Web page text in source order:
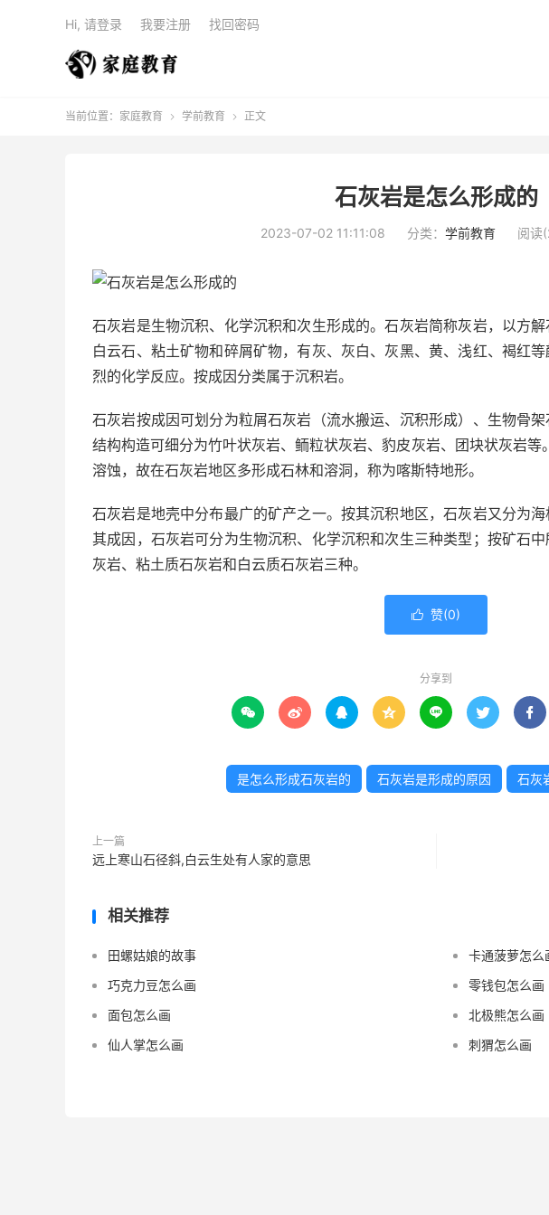
Hi, 请登录 我要注册 找回密码
当前位置： 家庭教育  学前教育  正文
石灰岩是怎么形成的
2023-07-02 11:11:08 分类： 学前教育 阅读
石灰岩是生物沉积、化学沉积和次生形成的。石灰岩简称灰岩，以方
白云石、粘土矿物和碎屑矿物，有灰、灰白、灰黑、黄、浅红、褐红
烈的化学反应。按成因分类属于沉积岩。
石灰岩按成因可划分为粒屑石灰岩（流水搬运、沉积形成）、生物骨
结构构造可细分为竹叶状灰岩、鲕粒状灰岩、豹皮灰岩、团块状灰岩
溶蚀，故在石灰岩地区多形成石林和溶洞，称为喀斯特地形。
石灰岩是地壳中分布最广的矿产之一。按其沉积地区，石灰岩又分为
其成因，石灰岩可分为生物沉积、化学沉积和次生三种类型；按矿石
灰岩、粘土质石灰岩和白云质石灰岩三种。
 赞(0)
分享到
      
是怎么形成石灰岩的 石灰岩是形成的原因 石灰
上一篇
远上寒山石径斜,白云生处有人家的意思
相关推荐
田螺姑娘的故事
卡通菠萝怎么
巧克力豆怎么画
零钱包怎么画
面包怎么画
北极熊怎么画
仙人掌怎么画
刺猬怎么画